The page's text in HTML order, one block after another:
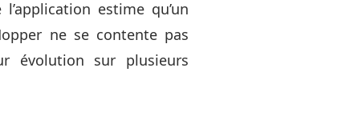
estime qu’un
ne se contente pas
évolution sur plusieurs